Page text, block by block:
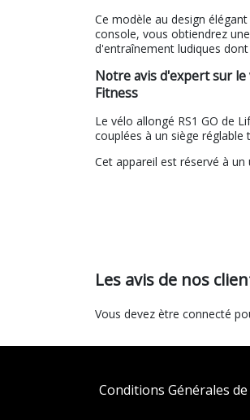
Ce modèle au design
console, vous obtiendrez
d'entraînement ludiques
Notre avis d'expert sur le
Fitness
Le vélo allongé RS1 GO de
couplées à un siège
Cet appareil est réservé à
Les avis de nos
Vous devez ètre connecté
Conditions Générales